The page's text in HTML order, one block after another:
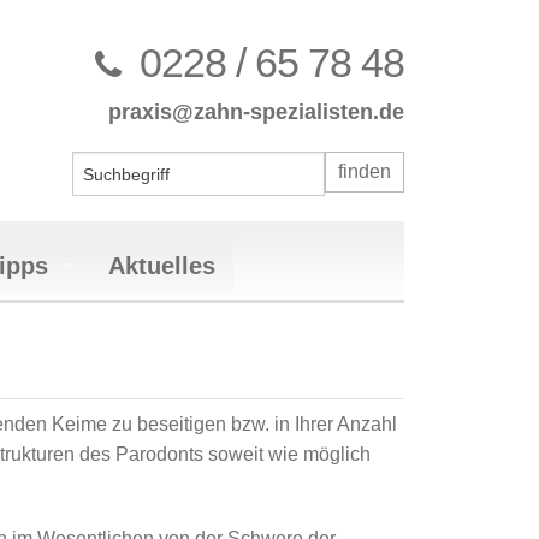
0228 / 65 78 48
praxis@zahn-spezialisten.de
Dysfunktion (CMD)
Dysfunktion (CMD)
Aktuelles
Keime zu beseitigen bzw. in Ihrer Anzahl
des Parodonts soweit wie möglich